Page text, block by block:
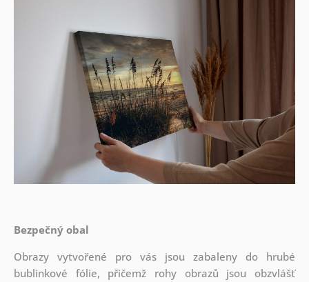
Bezpečný obal
Obrazy vytvořené pro vás jsou zabaleny do hrubé
bublinkové fólie, přičemž rohy obrazů jsou obzvlášť